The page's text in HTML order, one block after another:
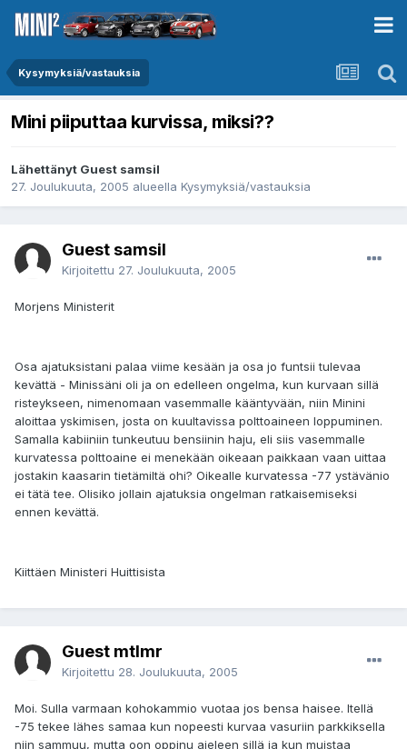
Kysymyksiä/vastauksia
Mini piiputtaa kurvissa, miksi??
Lähettänyt Guest samsil
27. Joulukuuta, 2005 alueella Kysymyksiä/vastauksia
Guest samsil
Kirjoitettu 27. Joulukuuta, 2005
Morjens Ministerit
Osa ajatuksistani palaa viime kesään ja osa jo funtsii tulevaa
kevättä - Minissäni oli ja on edelleen ongelma, kun kurvaan sillä
risteykseen, nimenomaan vasemmalle kääntyvään, niin Minini
aloittaa yskimisen, josta on kuultavissa polttoaineen loppuminen.
Samalla kabiiniin tunkeutuu bensiinin haju, eli siis vasemmalle
kurvatessa polttoaine ei menekään oikeaan paikkaan vaan uittaa
jostakin kaasarin tietämiltä ohi? Oikealle kurvatessa -77 ystävänio
ei tätä tee. Olisiko jollain ajatuksia ongelman ratkaisemiseksi
ennen kevättä.
Kiittäen Ministeri Huittisista
Guest mtlmr
Kirjoitettu 28. Joulukuuta, 2005
Moi. Sulla varmaan kohokammio vuotaa jos bensa haisee. Itellä
-75 tekee lähes samaa kun nopeesti kurvaa vasuriin parkkiksella
niin sammuu, mutta oon oppinu ajeleen sillä ja kun muistaa